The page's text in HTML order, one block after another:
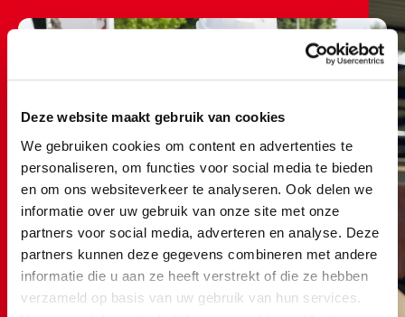
Deze website maakt gebruik van cookies
We gebruiken cookies om content en advertenties te
personaliseren, om functies voor social media te bieden
en om ons websiteverkeer te analyseren. Ook delen we
informatie over uw gebruik van onze site met onze
partners voor social media, adverteren en analyse. Deze
partners kunnen deze gegevens combineren met andere
informatie die u aan ze heeft verstrekt of die ze hebben
verzameld op basis van uw gebruik van hun services.